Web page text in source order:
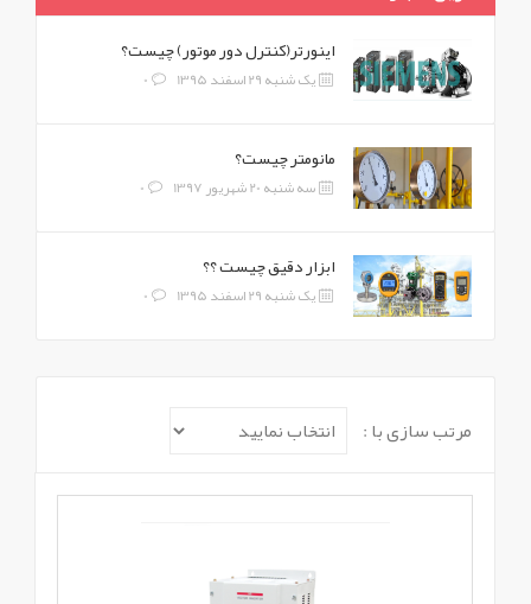
اینورتر(کنترل دور موتور) چیست؟
یک شنبه 29 اسفند 1395 0
مانومتر چیست؟
سه شنبه 20 شهریور 1397 0
ابزار دقیق چیست ؟؟
یک شنبه 29 اسفند 1395 0
مرتب سازی با :